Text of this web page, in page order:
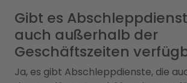
Gibt es
auch außerhalb der
Geschäftszeiten
Ja, es gibt Abschleppdienste, die